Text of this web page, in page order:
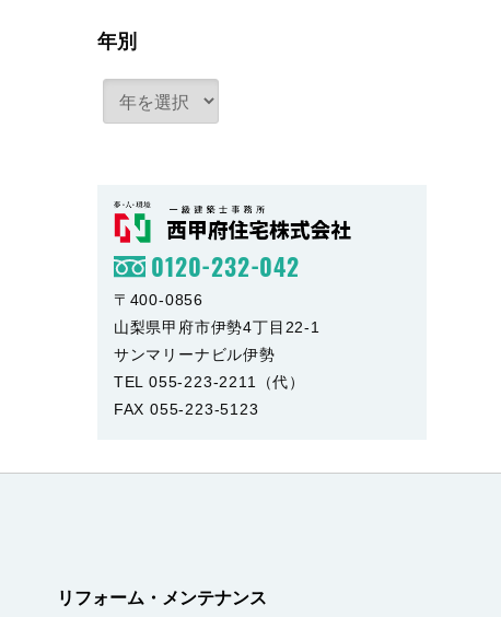
年別
0120-232-042
〒400-0856
山梨県甲府市伊勢4丁目22-1
サンマリーナビル伊勢
TEL 055-223-2211（代）
FAX 055-223-5123
リフォーム・メンテナンス